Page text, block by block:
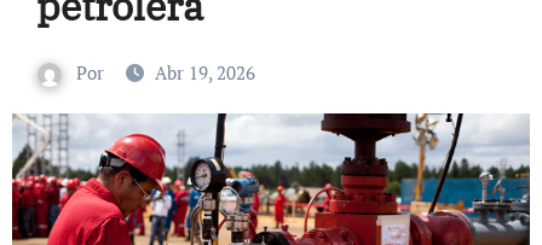
Por Abr 19, 2026